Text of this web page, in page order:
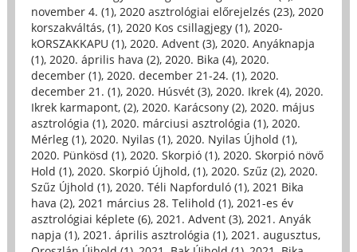
november 4. (1), 2020 asztrológiai előrejelzés (23), 2020
korszakváltás, (1), 2020 Kos csillagjegy (1), 2020-
kORSZAKKAPU (1), 2020. Advent (3), 2020. Anyáknapja
(1), 2020. április hava (2), 2020. Bika (4), 2020.
december (1), 2020. december 21-24. (1), 2020.
december 21. (1), 2020. Húsvét (3), 2020. Ikrek (4), 2020.
Ikrek karmapont, (2), 2020. Karácsony (2), 2020. május
asztrológia (1), 2020. márciusi asztrológia (1), 2020.
Mérleg (1), 2020. Nyilas (1), 2020. Nyilas Újhold (1),
2020. Pünkösd (1), 2020. Skorpió (1), 2020. Skorpió növő
Hold (1), 2020. Skorpió Újhold, (1), 2020. Szűz (2), 2020.
Szűz Újhold (1), 2020. Téli Napforduló (1), 2021 Bika
hava (2), 2021 március 28. Telihold (1), 2021-es év
asztrológiai képlete (6), 2021. Advent (3), 2021. Anyák
napja (1), 2021. április asztrológia (1), 2021. augusztus,